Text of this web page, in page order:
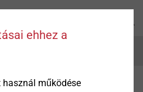
ehhez a
működése